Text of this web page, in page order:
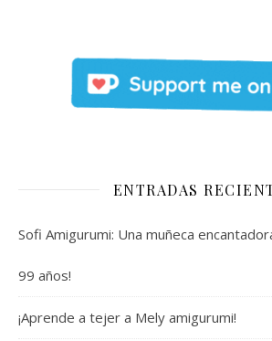
ENTRADAS
Sofi Amigurumi: Una muñeca
99 años!
¡Aprende a tejer a Mely amigurumi!